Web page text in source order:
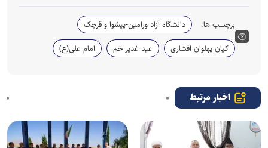
برچسب ها:
دانشگاه آزاد ورامین-پیشوا و قرچک
کیان پهلوان افشاری
عید غدیر خم امام علی(ع)
اخبار مرتبط